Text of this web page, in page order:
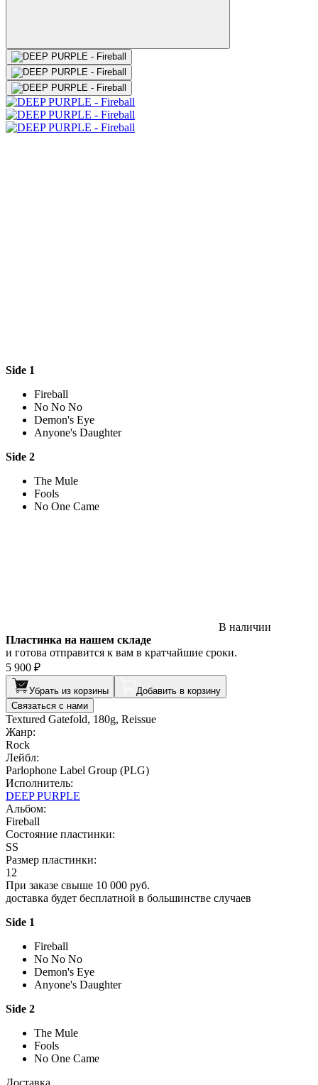
Side 1
Fireball
No No No
Demon's Eye
Anyone's Daughter
Side 2
The Mule
Fools
No One Came
В наличии
Пластинка на нашем складе
и готова отправится к вам в кратчайшие сроки.
5 900 ₽
Убрать из корзины
Добавить в корзину
Связаться с нами
Textured Gatefold, 180g, Reissue
Жанр:
Rock
Лейбл:
Parlophone Label Group (PLG)
Исполнитель:
DEEP PURPLE
Альбом:
Fireball
Состояние пластинки:
SS
Размер пластинки:
12
При заказе свыше 10 000 руб.
доставка будет бесплатной в большинстве случаев
Side 1
Fireball
No No No
Demon's Eye
Anyone's Daughter
Side 2
The Mule
Fools
No One Came
Доставка